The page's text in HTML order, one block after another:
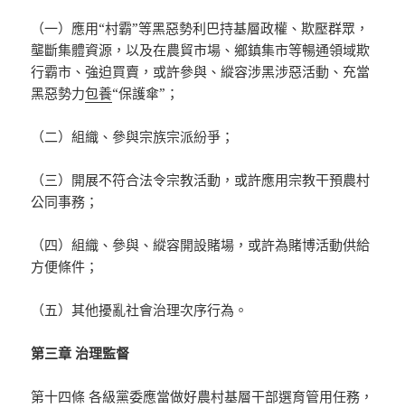
（一）應用“村霸”等黑惡勢利巴持基層政權、欺壓群眾，
壟斷集體資源，以及在農貿市場、鄉鎮集市等暢通領域欺
行霸市、強迫買賣，或許參與、縱容涉黑涉惡活動、充當
黑惡勢力包養“保護傘”；
（二）組織、參與宗族宗派紛爭；
（三）開展不符合法令宗教活動，或許應用宗教干預農村
公同事務；
（四）組織、參與、縱容開設賭場，或許為賭博活動供給
方便條件；
（五）其他擾亂社會治理次序行為。
第三章 治理監督
第十四條 各級黨委應當做好農村基層干部選育管用任務，